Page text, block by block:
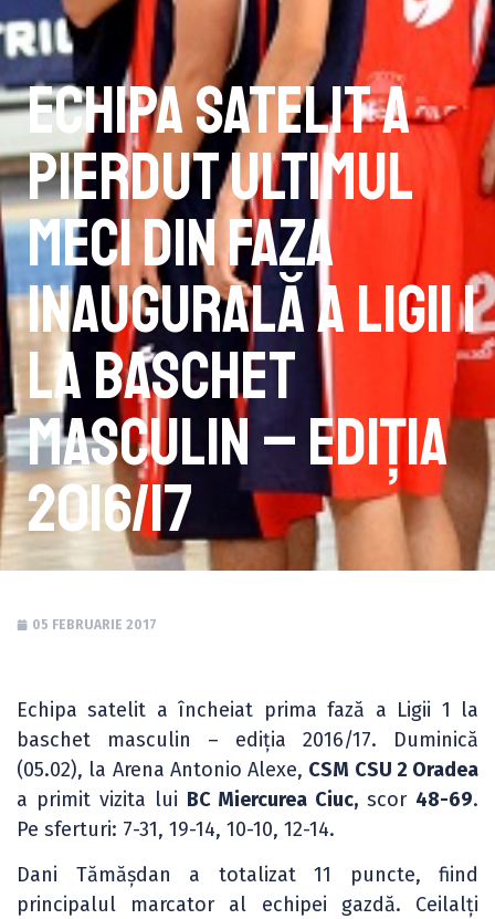
Echipa satelit a
pierdut ultimul
meci din faza
inaugurală a Ligii 1
la baschet
masculin – ediția
2016/17
05 FEBRUARIE 2017
Echipa satelit a încheiat prima fază a Ligii 1 la
baschet masculin – ediția 2016/17. Duminică
(05.02), la Arena Antonio Alexe, CSM CSU 2 Oradea
a primit vizita lui BC Miercurea Ciuc, scor 48-69.
Pe sferturi: 7-31, 19-14, 10-10, 12-14.
Dani Tămășdan a totalizat 11 puncte, fiind
principalul marcator al echipei gazdă. Ceilalți